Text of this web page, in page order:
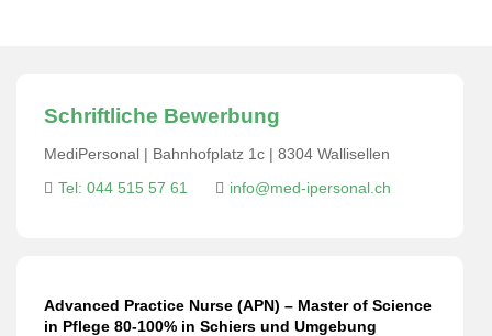
Schriftliche Bewerbung
MediPersonal | Bahnhofplatz 1c | 8304 Wallisellen
Tel: 044 515 57 61
info@med-ipersonal.ch
Advanced Practice Nurse (APN) – Master of Science
in Pflege 80-100% in Schiers und Umgebung